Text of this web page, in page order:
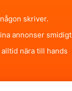
skriver.
annonser smidigt
nära till hands